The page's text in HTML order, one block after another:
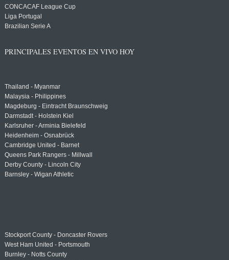
CONCACAF League Cup
Liga Portugal
Brazilian Serie A
PRINCIPALES EVENTOS EN VIVO HOY
Thailand - Myanmar
Malaysia - Philippines
Magdeburg - Eintracht Braunschweig
Darmstadt - Holstein Kiel
Karlsruher - Arminia Bielefeld
Heidenheim - Osnabrück
Cambridge United - Barnet
Queens Park Rangers - Millwall
Derby County - Lincoln City
Barnsley - Wigan Athletic
Stockport County - Doncaster Rovers
West Ham United - Portsmouth
Burnley - Notts County